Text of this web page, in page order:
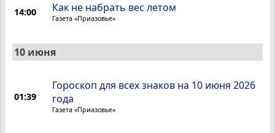
14:00 Как не набрать вес летом
Газета «Приазовье»
10 июня
01:39
Гороскоп для всех знаков на 10 июня 2026
года
Газета «Приазовье»